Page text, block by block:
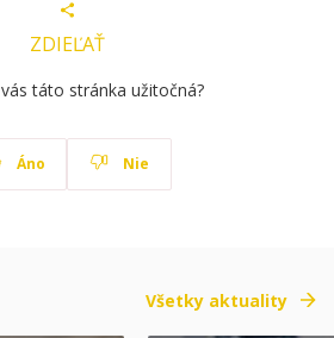
ZDIEĽAŤ
táto stránka užitočná?
Áno Nie
Všetky aktuality